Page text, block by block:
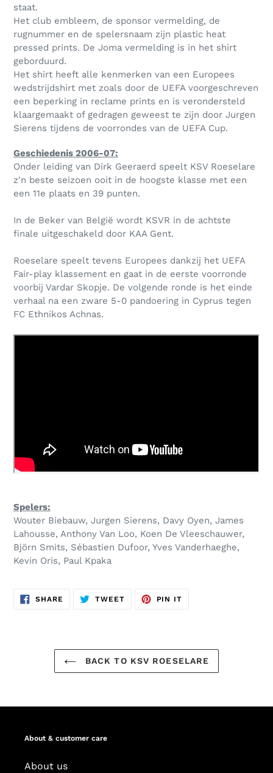
staat.
Het club embleem, de sponsor vermelding, de
rugnummer en de spelersnaam zijn plastic heat
pressed prints. De Joma vermelding is in het shirt
geborduurd.
Het shirt heeft alle kenmerken van een Europees
wedstrijdshirt met zoals door de UEFA voorgeschreven
een beperking in reclame prints en is verondersteld
klaargemaakt of gedragen geweest te zijn door Jurgen
Sierens tijdens de voorrondes van de UEFA Cup.
Geschiedenis 2006-07:
Onder leiding van Dirk Geeraerd speelt KSV Roeselare
z'n beste seizoen ooit in de hoogste klasse met een
een 11e plaats en 39 punten.
In de Beker van België wordt KSVR in de achtste
finale uitgeschakeld door KAA Gent.
Roeselare speelt tevens Europees dankzij het UEFA
Fair-play klassement en gaat in de eerste voorronde
voorbij Vardar Skopje. De volgende ronde is het einde
verhaal na een zware 5-0 pandoering in Cyprus tegen
FC Ethnikos Achnas.
Spelers:
Wouter Biebauw, Jurgen Sierens, Davy Oyen, James
Lahousse, Anthony Van Loo, Koen De Vleeschauwer,
Björn Smits, Sébastien Dufoor, Yves Vanderhaeghe,
Kevin Oris, Paul Kpaka
SHARE SHARE
ON
TWEETTWEET
PIN IT
BACK TO KSV ROESELARE
About & customer care
About us